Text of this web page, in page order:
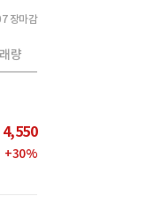
장마감
량
4,550
+30%